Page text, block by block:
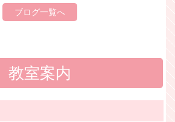
ブログ一覧へ
教室案内